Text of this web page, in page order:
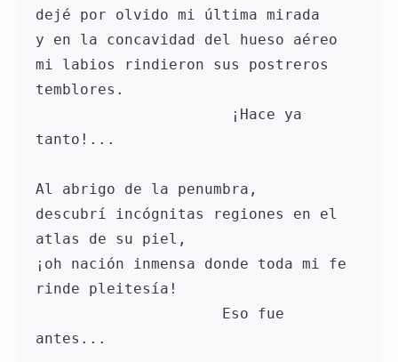
dejé por olvido mi última mirada
y en la concavidad del hueso aéreo
mi labios rindieron sus postreros
temblores.
tanto!...
Al abrigo de la penumbra,
descubrí incógnitas regiones en el
atlas de su piel,
¡oh nación inmensa donde toda mi fe
rinde pleitesía!
antes...